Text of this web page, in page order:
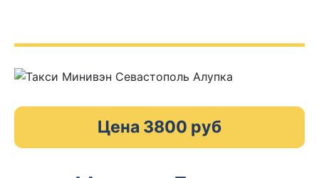
Цена 3800 руб